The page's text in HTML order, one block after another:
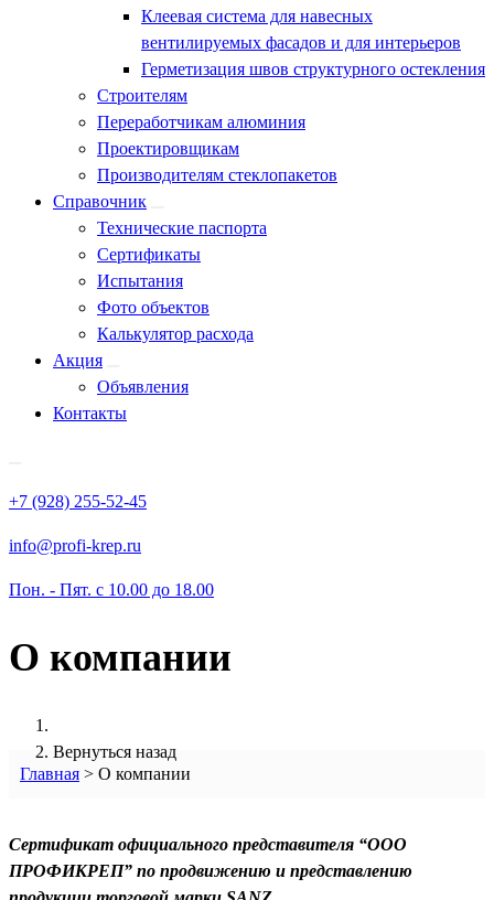
Клеевая система для навесных
вентилируемых фасадов и для интерьеров
Герметизация швов структурного остекления
Строителям
Переработчикам алюминия
Проектировщикам
Производителям стеклопакетов
Справочник
Технические паспорта
Сертификаты
Испытания
Фото объектов
Калькулятор расхода
Акция
Объявления
Контакты
+7 (928) 255-52-45
info@profi-krep.ru
Пон. - Пят. с 10.00 до 18.00
О компании
Вернуться назад
Главная > О компании
Сертификат официального представителя “ООО
ПРОФИКРЕП” по продвижению и представлению